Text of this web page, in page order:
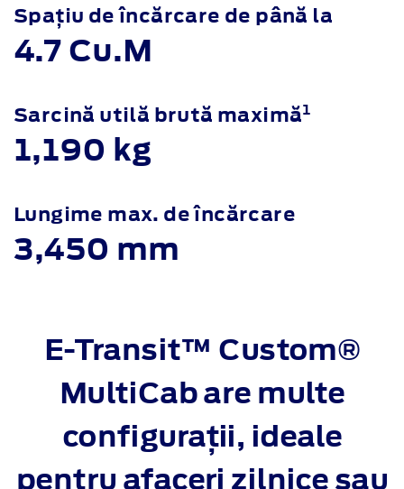
Spațiu de încărcare de până la
4.7 Cu.M
Sarcină utilă brută maximă1
1,190 kg
Lungime max. de încărcare
3,450 mm
E-Transit™ Custom®
MultiCab are multe
configurații, ideale
pentru afaceri zilnice sau